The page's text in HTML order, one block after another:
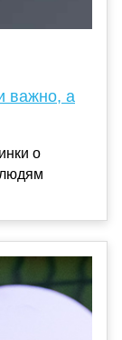
важно, а
о
людям